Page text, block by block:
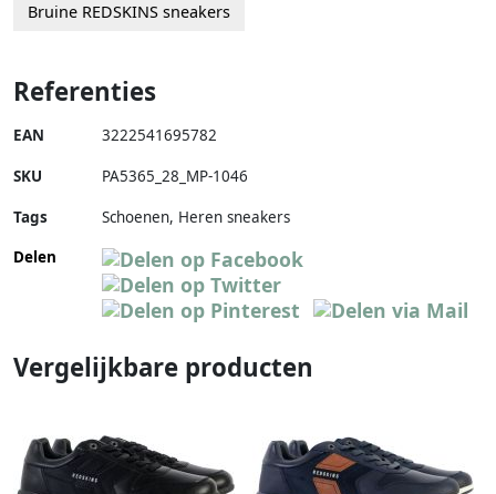
Bruine REDSKINS sneakers
Referenties
EAN 3222541695782
SKU PA5365_28_MP-1046
Tags
Schoenen, Heren sneakers
Delen
Vergelijkbare producten